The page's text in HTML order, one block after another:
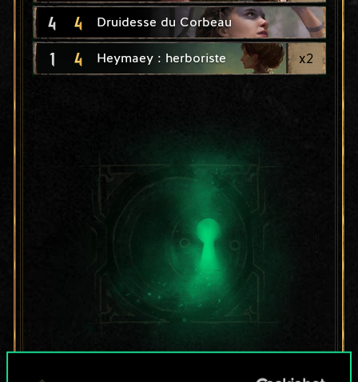
4 4 Druidesse du Corbeau
1 4 Heymaey : herboriste x2
Pour l'instant, ce